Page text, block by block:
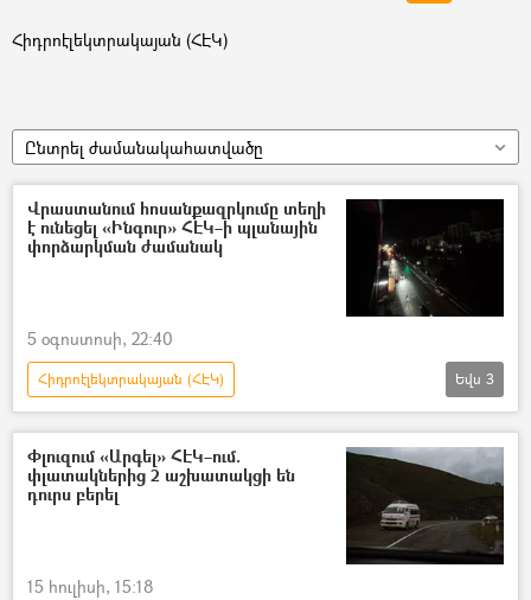
Հիդրոէլեկտրակայան (ՀԷԿ)
Ընտրել ժամանակահատվածը
Վրաստանում հոսանքազրկումը տեղի
է ունեցել «Ինգուր» ՀԷԿ–ի պլանային
փորձարկման ժամանակ
5 օգոստոսի, 22:40
Հիդրոէլեկտրակայան (ՀԷԿ)
Վրաստանի Հանրապետություն
Հոսանքազրկում
վթար
Եվս 3
Փլուզում «Արգել» ՀԷԿ–ում.
փլատակներից 2 աշխատակցի են
դուրս բերել
15 հուլիսի, 15:18